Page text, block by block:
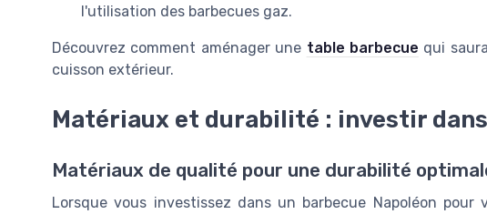
l'utilisation des barbecues gaz.
Découvrez comment aménager une table barbecue qui
cuisson extérieur.
Matériaux et durabilité : investir
Matériaux de qualité pour une durabilité
Lorsque vous investissez dans un barbecue Napoléon